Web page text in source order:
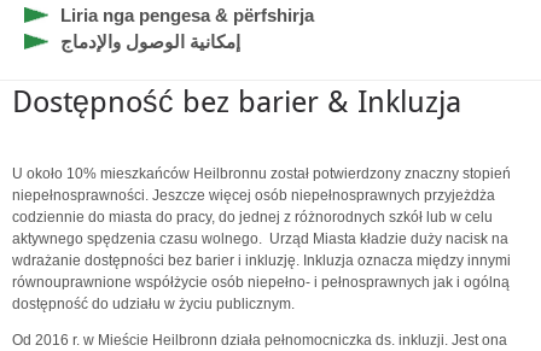
Liria nga pengesa & përfshirja
إمكانية الوصول والإدماج
Dostępność bez barier & Inkluzja
U około 10% mieszkańców Heilbronnu został potwierdzony znaczny stopień
niepełnosprawności. Jeszcze więcej osób niepełnosprawnych przyjeżdża
codziennie do miasta do pracy, do jednej z różnorodnych szkół lub w celu
aktywnego spędzenia czasu wolnego. Urząd Miasta kładzie duży nacisk na
wdrażanie dostępności bez barier i inkluzję. Inkluzja oznacza między innymi
równouprawnione współżycie osób niepełno- i pełnosprawnych jak i ogólną
dostępność do udziału w życiu publicznym.
Od 2016 r. w Mieście Heilbronn działa pełnomocniczka ds. inkluzji. Jest ona